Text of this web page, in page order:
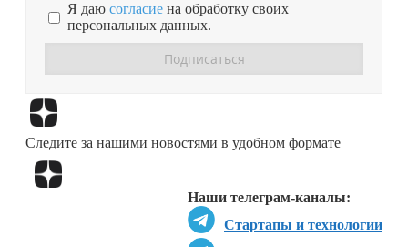
Я даю согласие на обработку своих
персональных данных.
Следите за нашими новостями в удобном формате
Наши телеграм-каналы:
Стартапы и технологии